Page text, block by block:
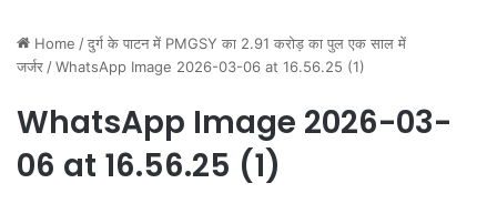
Home /दुर्ग के पाटन में PMGSY का 2.91 करोड़ का पुल एक साल में
जर्जर /WhatsApp Image 2026-03-06 at 16.56.25 (1)
WhatsApp Image 2026-03-
06 at 16.56.25 (1)